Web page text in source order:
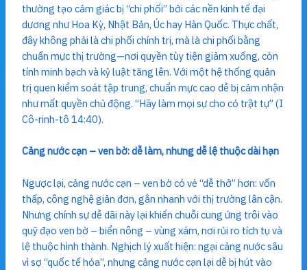
thường tạo cảm giác bị “chi phối” bởi các nền kinh tế đại
dương như Hoa Kỳ, Nhật Bản, Úc hay Hàn Quốc. Thực chất,
đây không phải là chi phối chính trị, mà là chi phối bằng
chuẩn mực thị trường—nơi quyền tùy tiện giảm xuống, còn
tính minh bạch và kỷ luật tăng lên. Với một hệ thống quản
trị quen kiểm soát tập trung, chuẩn mực cao dễ bị cảm nhận
như mất quyền chủ động. “Hãy làm mọi sự cho có trật tự” (I
Cô-rinh-tô 14:40).
Cảng nước cạn – ven bờ: dễ làm, nhưng dễ lệ thuộc dài hạn
Ngược lại, cảng nước cạn – ven bờ có vẻ “dễ thở” hơn: vốn
thấp, công nghệ giản đơn, gắn nhanh với thị trường lân cận.
Nhưng chính sự dễ dãi này lại khiến chuỗi cung ứng trôi vào
quỹ đạo ven bờ – biển nông – vùng xám, nơi rủi ro tích tụ và
lệ thuộc hình thành. Nghịch lý xuất hiện: ngại cảng nước sâu
vì sợ “quốc tế hóa”, nhưng cảng nước cạn lại dễ bị hút vào